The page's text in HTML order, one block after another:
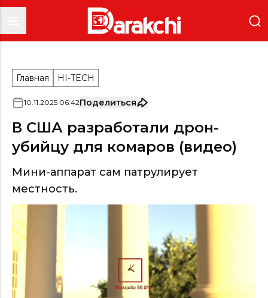
Главная HI-TECH
10.11.2025 06:42Поделиться
В США разработали дрон-
убийцу для комаров (видео)
Мини-аппарат сам патрулирует
местность.